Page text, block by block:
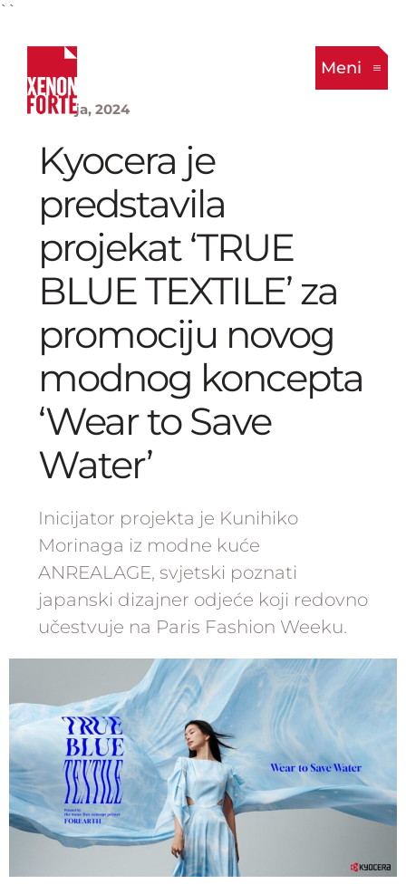
``
Meni
9. Maja, 2024
Kyocera je
predstavila
projekat ‘TRUE
BLUE TEXTILE’ za
promociju novog
modnog koncepta
‘Wear to Save
Water’
Inicijator projekta je Kunihiko
Morinaga iz modne kuće
ANREALAGE, svjetski poznati
japanski dizajner odjeće koji redovno
učestvuje na Paris Fashion Weeku.